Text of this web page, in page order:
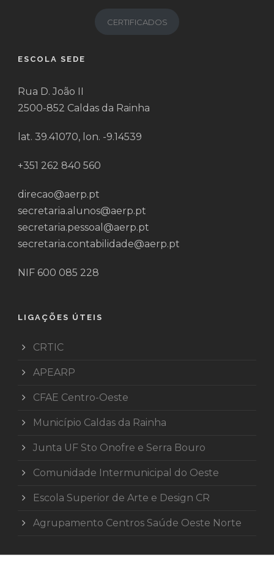
CERTIFICADOS
ESCOLA SEDE
Rua D. João II
2500-852 Caldas da Rainha
lat. 39.41070, lon. -9.14539
+351 262 840 560
direcao@aerp.pt
secretaria.alunos@aerp.pt
secretaria.pessoal@aerp.pt
secretaria.contabilidade@aerp.pt
NIF 600 085 228
LIGAÇÕES ÚTEIS
CRTIC
APEARP
CFAE Centro-Oeste
Município Caldas da Rainha
Junta UF Sto Onofre e Serra Bouro
Comunidade Intermunicipal do Oeste
Escola Superior de Arte e Design CR
Agrupamento Centros Saúde Oeste Norte